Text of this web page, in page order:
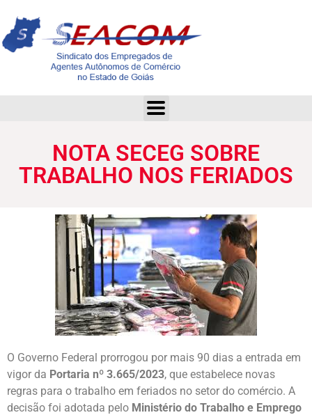
NOTA SECEG SOBRE
TRABALHO NOS FERIADOS
O Governo Federal prorrogou por mais 90 dias a entrada em
vigor da Portaria nº 3.665/2023, que estabelece novas
regras para o trabalho em feriados no setor do comércio. A
decisão foi adotada pelo Ministério do Trabalho e Emprego